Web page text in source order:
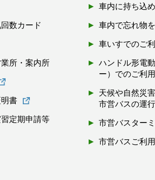
数カード
所・案内所
書
定期申請等
車内に持ち込
車内で忘れ物
車いすでのご
ハンドル形電
ー）でのご利
天候や自然災
市営バスの運
市営バスター
市営バスご利